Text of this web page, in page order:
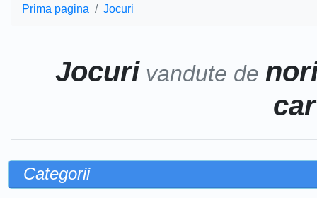
Prima pagina Jocuri
Jocuri vandute de
Categorii